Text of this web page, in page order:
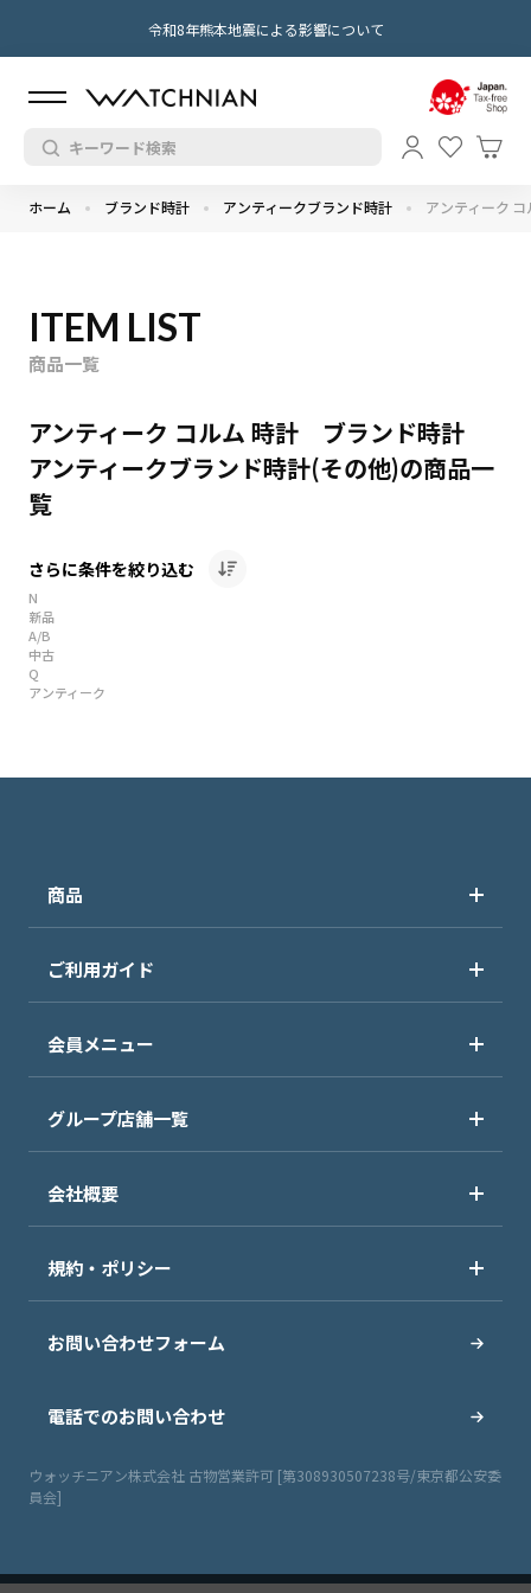
令和8年熊本地震による影響について
ホーム ブランド時計 アンティークブランド時計 アンティーク コ
ITEM LIST
商品一覧
アンティーク コルム 時計 ブランド時計
アンティークブランド時計(その他)の商品一
覧
さらに条件を絞り込む
N
新品
A/B
中古
Q
アンティーク
商品
ご利用ガイド
会員メニュー
グループ店舗一覧
会社概要
規約・ポリシー
お問い合わせフォーム
電話でのお問い合わせ
ウォッチニアン株式会社 古物営業許可 [第308930507238号/東京都公安委
員会]